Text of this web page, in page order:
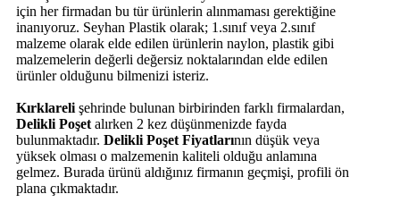
için her firmadan bu tür ürünlerin alınmaması gerektiğine
inanıyoruz. Seyhan Plastik olarak; 1.sınıf veya 2.sınıf
malzeme olarak elde edilen ürünlerin naylon, plastik gibi
malzemelerin değerli değersiz noktalarından elde edilen
ürünler olduğunu bilmenizi isteriz.
Kırklareli şehrinde bulunan birbirinden farklı firmalardan,
Delikli Poşet alırken 2 kez düşünmenizde fayda
bulunmaktadır. Delikli Poşet Fiyatlarının düşük veya
yüksek olması o malzemenin kaliteli olduğu anlamına
gelmez. Burada ürünü aldığınız firmanın geçmişi, profili ön
plana çıkmaktadır.